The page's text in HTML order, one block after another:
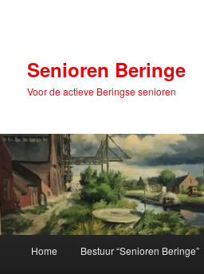
inhoudSenioren Beringe
Voor de actieve Beringse senioren
Home Bestuur “Senioren Beringe”